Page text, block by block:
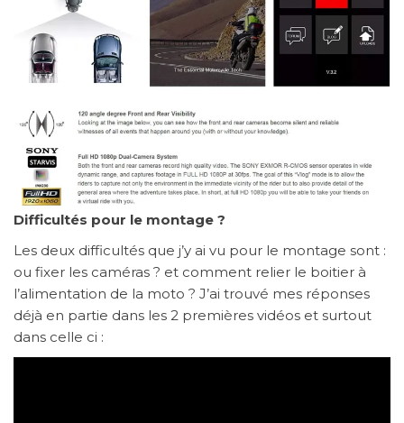
Difficultés pour le montage ?
Les deux difficultés que j’y ai vu pour le montage sont :
ou fixer les caméras ? et comment relier le boitier à
l’alimentation de la moto ? J’ai trouvé mes réponses
déjà en partie dans les 2 premières vidéos et surtout
dans celle ci :